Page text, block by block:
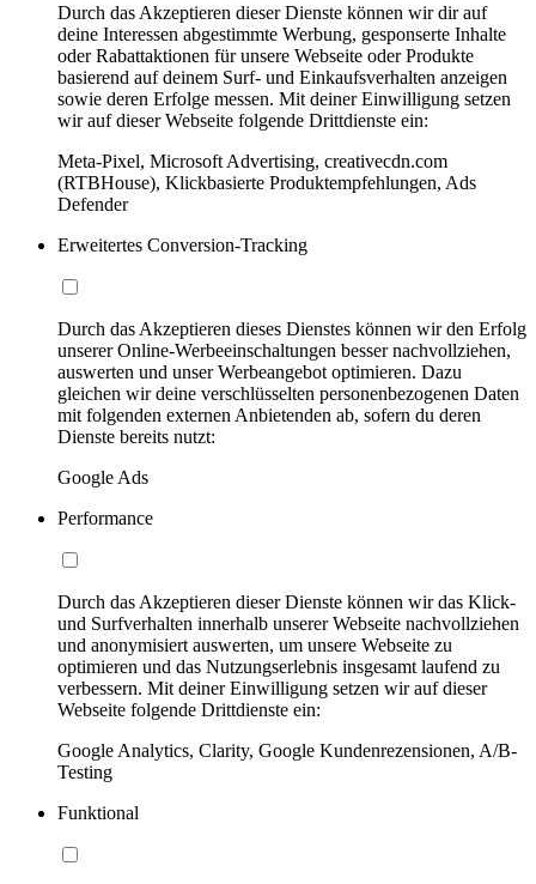
Durch das Akzeptieren dieser Dienste können wir dir auf
deine Interessen abgestimmte Werbung, gesponserte Inhalte
oder Rabattaktionen für unsere Webseite oder Produkte
basierend auf deinem Surf- und Einkaufsverhalten anzeigen
sowie deren Erfolge messen. Mit deiner Einwilligung setzen
wir auf dieser Webseite folgende Drittdienste ein:
Meta-Pixel, Microsoft Advertising, creativecdn.com
(RTBHouse), Klickbasierte Produktempfehlungen, Ads
Defender
Erweitertes Conversion-Tracking
Durch das Akzeptieren dieses Dienstes können wir den Erfolg
unserer Online-Werbeeinschaltungen besser nachvollziehen,
auswerten und unser Werbeangebot optimieren. Dazu
gleichen wir deine verschlüsselten personenbezogenen Daten
mit folgenden externen Anbietenden ab, sofern du deren
Dienste bereits nutzt:
Google Ads
Performance
Durch das Akzeptieren dieser Dienste können wir das Klick-
und Surfverhalten innerhalb unserer Webseite nachvollziehen
und anonymisiert auswerten, um unsere Webseite zu
optimieren und das Nutzungserlebnis insgesamt laufend zu
verbessern. Mit deiner Einwilligung setzen wir auf dieser
Webseite folgende Drittdienste ein:
Google Analytics, Clarity, Google Kundenrezensionen, A/B-
Testing
Funktional